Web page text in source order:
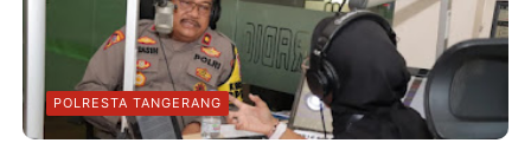
POLRESTA TANGERANG